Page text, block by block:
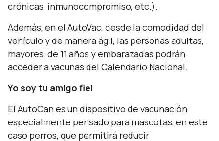
crónicas, inmunocompromiso, etc.).
Además, en el AutoVac, desde la comodidad del
vehículo y de manera ágil, las personas adultas,
mayores, de 11 años y embarazadas podrán
acceder a vacunas del Calendario Nacional.
Yo soy tu amigo fiel
El AutoCan es un dispositivo de vacunación
especialmente pensado para mascotas, en este
caso perros, que permitirá reducir